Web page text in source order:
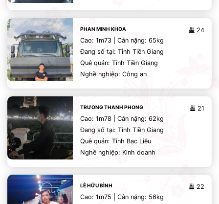
24
PHAN MINH KHOA
Cao: 1m73 | Cân nặng: 65kg
Đang số tại: Tỉnh Tiền Giang
Quê quán: Tỉnh Tiền Giang
Nghề nghiệp: Công an
21
TRƯƠNG THANH PHONG
Cao: 1m78 | Cân nặng: 62kg
Đang số tại: Tỉnh Tiền Giang
Quê quán: Tỉnh Bạc Liêu
Nghề nghiệp: Kinh doanh
22
LÊ HỮU BÌNH
Cao: 1m75 | Cân nặng: 56kg